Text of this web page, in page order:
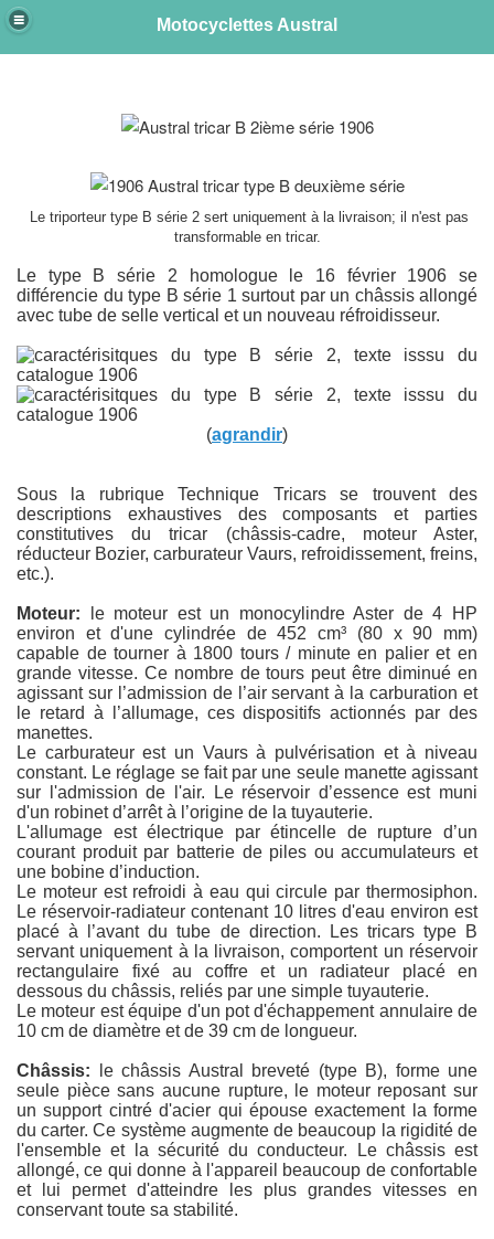
Motocyclettes Austral
Le triporteur type B série 2 sert uniquement à la livraison; il n'est pas
transformable en tricar.
Le type B série 2 homologue le 16 février 1906 se
différencie du type B série 1 surtout par un châssis allongé
avec tube de selle vertical et un nouveau réfroidisseur.
(agrandir)
Sous la rubrique Technique Tricars se trouvent des
descriptions exhaustives des composants et parties
constitutives du tricar (châssis-cadre, moteur Aster,
réducteur Bozier, carburateur Vaurs, refroidissement, freins,
etc.).
Moteur:
le moteur est un monocylindre Aster de 4 HP
environ et d'une cylindrée de 452 cm³ (80 x 90 mm)
capable de tourner à 1800 tours / minute en palier et en
grande vitesse. Ce nombre de tours peut être diminué en
agissant sur l’admission de l’air servant à la carburation et
le retard à l’allumage, ces dispositifs actionnés par des
manettes.
Le carburateur est un Vaurs à pulvérisation et à niveau
constant. Le réglage se fait par une seule manette agissant
sur l'admission de l'air. Le réservoir d’essence est muni
d'un robinet d’arrêt à l’origine de la tuyauterie.
L'allumage est électrique par étincelle de rupture d’un
courant produit par batterie de piles ou accumulateurs et
une bobine d’induction.
Le moteur est refroidi à eau qui circule par thermosiphon.
Le réservoir-radiateur contenant 10 litres d'eau environ est
placé à l’avant du tube de direction. Les tricars type B
servant uniquement à la livraison, comportent un réservoir
rectangulaire fixé au coffre et un radiateur placé en
dessous du châssis, reliés par une simple tuyauterie.
Le moteur est équipe d'un pot d'échappement annulaire de
10 cm de diamètre et de 39 cm de longueur.
Châssis: le châssis Austral breveté (type B), forme une
seule pièce sans aucune rupture, le moteur reposant sur
un support cintré d'acier qui épouse exactement la forme
du carter. Ce système augmente de beaucoup la rigidité de
l'ensemble et la sécurité du conducteur. Le châssis est
allongé, ce qui donne à l'appareil beaucoup de confortable
et lui permet d'atteindre les plus grandes vitesses en
conservant toute sa stabilité.
sur l'apparence des motos Austral.